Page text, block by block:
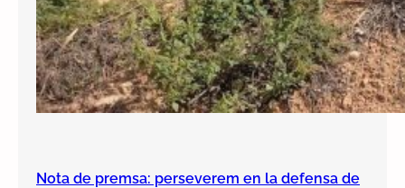
Nota de premsa: perseverem en la defensa de